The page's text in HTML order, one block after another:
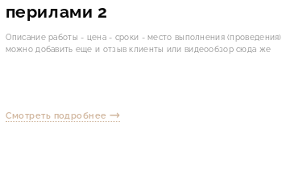
перилами 2
Описание работы - цена - сроки - место выполнения (проведения)
можно добавить еще и отзыв клиенты или видеообзор сюда же
Смотреть подробнее